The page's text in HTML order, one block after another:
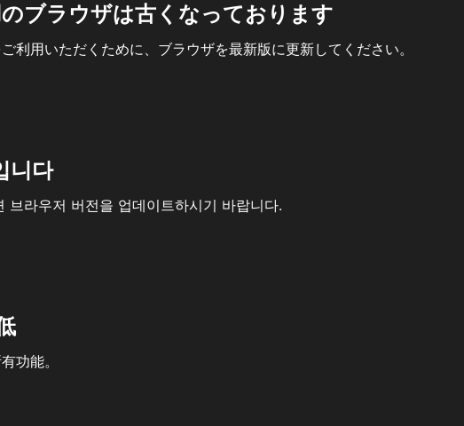
ブラウザは古くなっております
利用いただくために、ブラウザを最新版に更新してください。
니다
라우저 버전을 업데이트하시기 바랍니다.
功能。